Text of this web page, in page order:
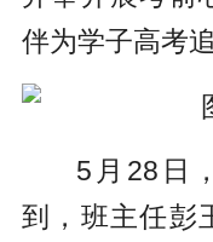
伴为学子高考
5月28日
到，班主任彭